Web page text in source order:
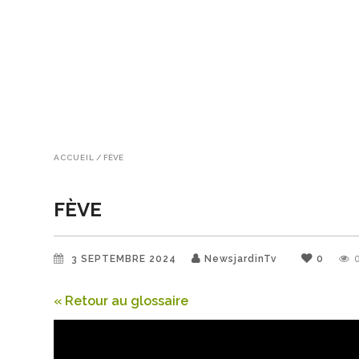
ACCUEIL / FÈVE
FÈVE
3 SEPTEMBRE 2024 NewsjardinTv 0 0
« Retour au glossaire